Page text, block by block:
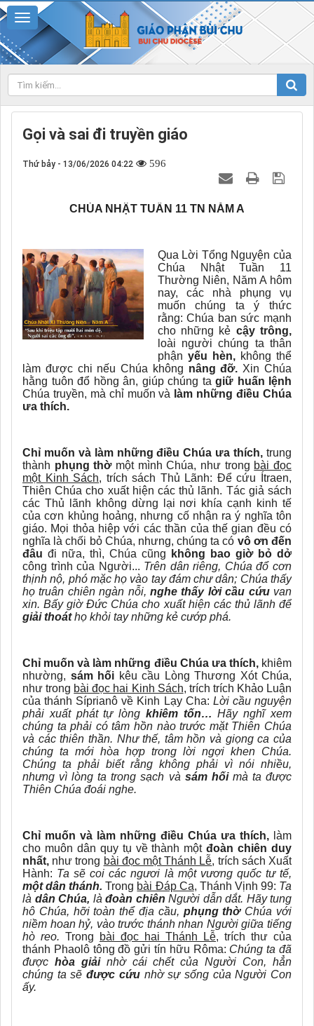
Gọi và sai đi truyền giáo
Thứ bảy - 13/06/2026 04:22 596
CHÚA NHẬT TUẦN 11 TN NĂM A
Qua Lời Tổng Nguyện của
Chúa Nhật Tuần 11
Thường Niên, Năm A hôm
nay, các nhà phụng vụ
muốn chúng ta ý thức
rằng: Chúa ban sức mạnh
cho những kẻ cậy trông,
loài người chúng ta thân
phận yếu hèn, không thể
làm được chi nếu Chúa không nâng đỡ. Xin Chúa
hằng tuôn đổ hồng ân, giúp chúng ta giữ huấn lệnh
Chúa truyền, mà chỉ muốn và làm những điều Chúa
ưa thích.
Chỉ muốn và làm những điều Chúa ưa thích, trung
thành phụng thờmột mình Chúa, như trong bài đọc
một Kinh Sách, trích sách Thủ Lãnh: Để cứu Ítraen,
Thiên Chúa cho xuất hiện các thủ lãnh. Tác giả sách
các Thủ lãnh không dừng lại nơi khía cạnh kinh tế
của cơn khủng hoảng, nhưng cố nhận ra ý nghĩa tôn
giáo. Mọi thỏa hiệp với các thần của thế gian đều có
nghĩa là chối bỏ Chúa, nhưng, chúng ta có vô ơn đến
đâu đi nữa, thì, Chúa cũng
không bao giờ bỏ dở
công trình của Người... Trên dân riêng, Chúa đổ cơn
thịnh nộ, phó mặc họ vào tay đám chư dân; Chúa thấy
họ truân chiên ngàn nỗi, nghe thấy lời cầu cứuvan
xin. Bấy giờ Đức Chúa cho xuất hiện các thủ lãnh để
giải thoáthọ khỏi tay những kẻ cướp phá.
Chỉ muốn và làm những điều Chúa ưa thích,khiêm
nhường, sám hối kêu cầu Lòng Thương Xót Chúa,
như trong bài đọc hai Kinh Sách, trích trích Khảo Luận
của thánh Síprianô về Kinh Lạy Cha: Lời cầu nguyện
phải xuất phát tự lòng khiêm tốn… Hãy nghĩ xem
chúng ta phải có tâm hồn nào trước mặt Thiên Chúa
và các thiên thần. Như thế, tâm hồn và giọng ca của
chúng ta mới hòa hợp trong lời ngợi khen Chúa.
Chúng ta phải biết rằng không phải vì nói nhiều,
nhưng vì lòng ta trong sạch và sám hốimà ta được
Thiên Chúa đoái nghe.
Chỉ muốn và làm những điều Chúa ưa thích, làm
cho muôn dân quy tụ về thành mộtđoàn chiên duy
nhất, như trong bài đọc một Thánh Lễ, trích sách Xuất
Hành: Ta sẽ coi các ngươi là một vương quốc tư tế,
một dân thánh. Trong bài Đáp Ca, Thánh Vịnh 99: Ta
là dân Chúa, là đoàn chiên Người dẫn dắt. Hãy tung
hô Chúa, hỡi toàn thể địa cầu, phụng thờChúa với
niềm hoan hỷ, vào trước thánh nhan Người giữa tiếng
hò reo. Trong bài đọc hai Thánh Lễ, trích thư của
thánh Phaolô tông đồ gửi tín hữu Rôma: Chúng ta đã
được hòa giảinhờ cái chết của Người Con, hẳn
chúng ta sẽđược cứunhờ sự sống của Người Con
ấy.